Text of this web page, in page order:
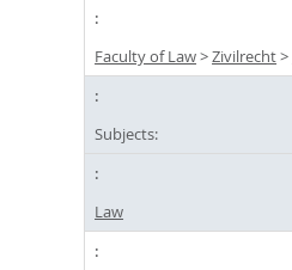
Faculty of Law>Zivilrecht>
Subjects:
Law